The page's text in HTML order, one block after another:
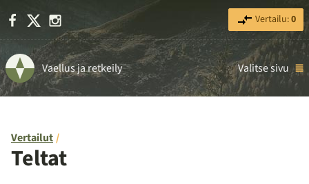
Facebook Instagram Vertailu:0
Vaellus ja retkeily Valitse sivu
Vertailut
Teltat